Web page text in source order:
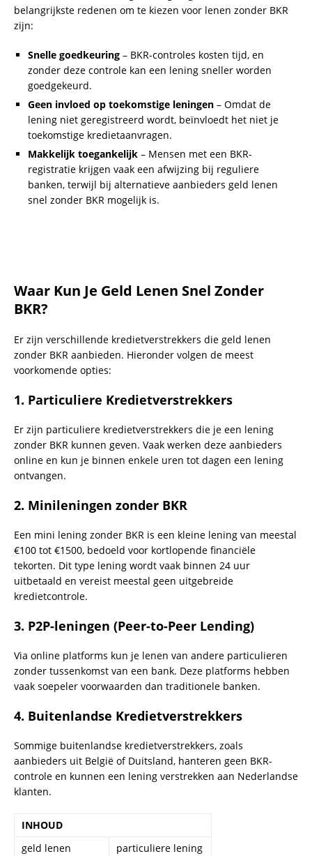
belangrijkste redenen om te kiezen voor lenen zonder BKR
zijn:
Snelle goedkeuring – BKR-controles kosten tijd, en
zonder deze controle kan een lening sneller worden
goedgekeurd.
Geen invloed op toekomstige leningen – Omdat de
lening niet geregistreerd wordt, beïnvloedt het niet je
toekomstige kredietaanvragen.
Makkelijk toegankelijk – Mensen met een BKR-
registratie krijgen vaak een afwijzing bij reguliere
banken, terwijl bij alternatieve aanbieders geld lenen
snel zonder BKR mogelijk is.
Waar Kun Je Geld Lenen Snel Zonder
BKR?
Er zijn verschillende kredietverstrekkers die geld lenen
zonder BKR aanbieden. Hieronder volgen de meest
voorkomende opties:
1. Particuliere Kredietverstrekkers
Er zijn particuliere kredietverstrekkers die je een lening
zonder BKR kunnen geven. Vaak werken deze aanbieders
online en kun je binnen enkele uren tot dagen een lening
ontvangen.
2. Minileningen zonder BKR
Een mini lening zonder BKR is een kleine lening van meestal
€100 tot €1500, bedoeld voor kortlopende financiële
tekorten. Dit type lening wordt vaak binnen 24 uur
uitbetaald en vereist meestal geen uitgebreide
kredietcontrole.
3. P2P-leningen (Peer-to-Peer Lending)
Via online platforms kun je lenen van andere particulieren
zonder tussenkomst van een bank. Deze platforms hebben
vaak soepeler voorwaarden dan traditionele banken.
4. Buitenlandse Kredietverstrekkers
Sommige buitenlandse kredietverstrekkers, zoals
aanbieders uit België of Duitsland, hanteren geen BKR-
controle en kunnen een lening verstrekken aan Nederlandse
klanten.
INHOUD
geld lenen
particuliere lening